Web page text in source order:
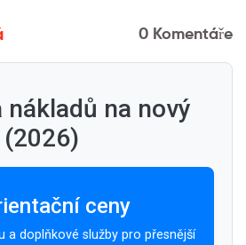
0 Komentáře
nákladů na nový
ceny
a doplňkové služby pro přesnější